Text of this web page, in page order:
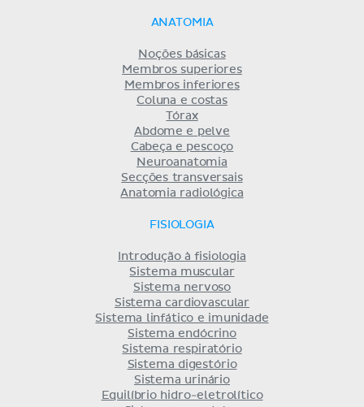
ANATOMIA
Noções básicas
Membros superiores
Membros inferiores
Coluna e costas
Tórax
Abdome e pelve
Cabeça e pescoço
Neuroanatomia
Secções transversais
Anatomia radiológica
FISIOLOGIA
Introdução à fisiologia
Sistema muscular
Sistema nervoso
Sistema cardiovascular
Sistema linfático e imunidade
Sistema endócrino
Sistema respiratório
Sistema digestório
Sistema urinário
Equilíbrio hidro-eletrolítico